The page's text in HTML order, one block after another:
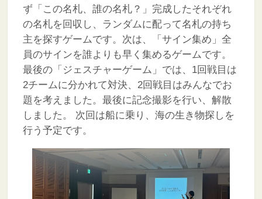
ず「この名札、誰の名札？」完成したそれぞれ
の名札を回収し、ランダムに配って名札の持ち
主を探すゲームです。次は、「サイン集め」全
員のサインを誰よりも早く集めるゲームです。
最後の「ジェスチャーゲーム」では、1回戦目は
2チームに分かれて対決、2回戦目はみんなでお
題を考えました。最後に記念撮影を行い、解散
しました。
次回は船に乗り、海の生き物探しを
行う予定です。